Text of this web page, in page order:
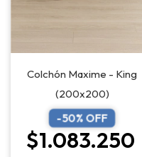
Colchón Maxime - King
(200x200)
-50% OFF
$1.083.250